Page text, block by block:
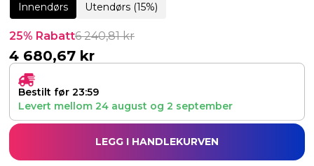
Innendørs Utendørs (15%)
25% Rabatt6 240,81kr
4 680,67 kr
Bestilt før 23:59
Levert mellom 24 august og 2 september
LEGG I HANDLEKURVEN